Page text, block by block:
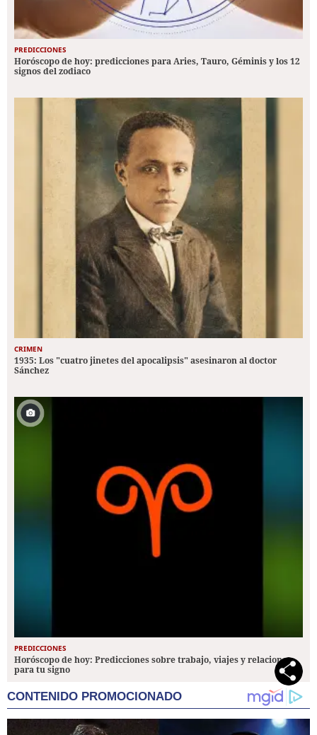
PREDICCIONES
Horóscopo de hoy: predicciones para Aries, Tauro, Géminis y los 12
signos del zodiaco
CRIMEN
1935: Los "cuatro jinetes del apocalipsis" asesinaron al doctor
Sánchez
PREDICCIONES
Horóscopo de hoy: Predicciones sobre trabajo, viajes y relaciones
para tu signo
CONTENIDO PROMOCIONADO